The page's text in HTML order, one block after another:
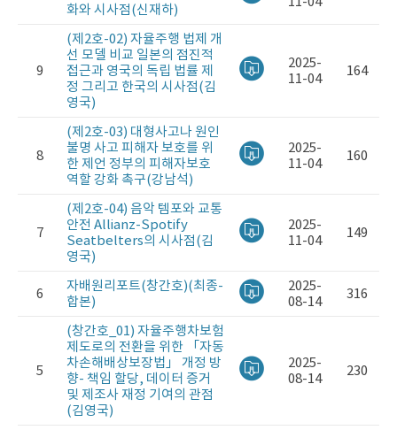
화와 시사점(신재하)
9
(제2호-02) 자율주행 법제 개
선 모델 비교 일본의 점진적
접근과 영국의 독립 법률 제
정 그리고 한국의 시사점(김
영국)
2025-
11-04
164
8
(제2호-03) 대형사고나 원인
불명 사고 피해자 보호를 위
한 제언 정부의 피해자보호
역할 강화 촉구(강남석)
2025-
11-04
160
7
(제2호-04) 음악 템포와 교통
안전 Allianz-Spotify
Seatbelters의 시사점(김
영국)
2025-
11-04
149
6
자배원리포트(창간호)(최종-
합본)
2025-
08-14
316
5
(창간호_01) 자율주행차보험
제도로의 전환을 위한 「자동
차손해배상보장법」 개정 방
향- 책임 할당, 데이터 증거
및 제조사 재정 기여의 관점
(김영국)
2025-
08-14
230